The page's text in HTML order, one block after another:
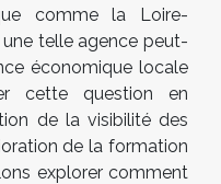
comme la Loire-
telle agence peut-
économique locale
cette question en
de la visibilité des
de la formation
explorer comment